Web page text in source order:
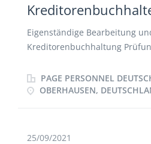
Eigenständige Bearbeitung
Kreditorenbuchhaltung
Abstimmung der Konten
Anlagenbuchhaltung
PAGE PERSONNEL
OBERHAUSEN,
25/09/2021